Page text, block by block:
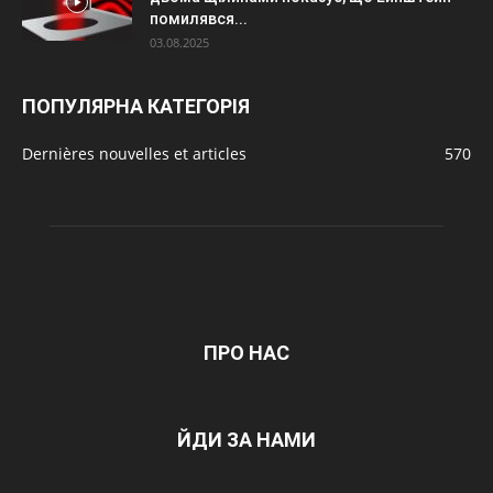
помилявся...
03.08.2025
ПОПУЛЯРНА КАТЕГОРІЯ
Dernières nouvelles et articles 570
ПРО НАС
ЙДИ ЗА НАМИ